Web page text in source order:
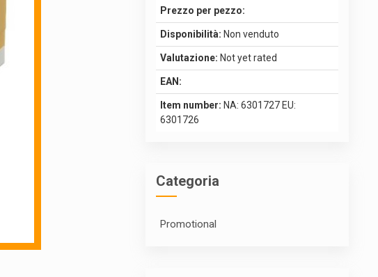
Prezzo per pezzo:
Disponibilità: Non venduto
Valutazione: Not yet rated
EAN:
Item number: NA: 6301727 EU:
6301726
Categoria
Promotional